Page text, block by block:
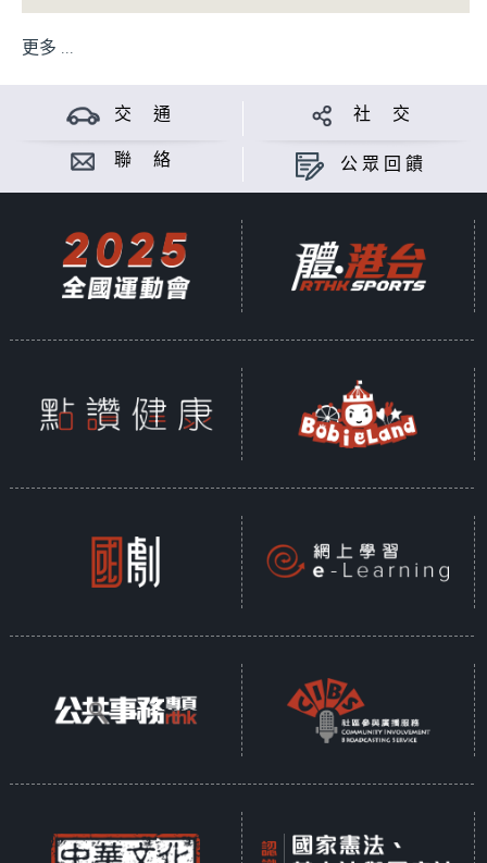
更多 ...
交 通 社 交
聯 絡 公眾回饋